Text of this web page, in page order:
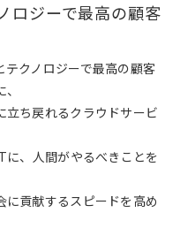
ロジーで最高の顧客
クノロジーで最高の顧客
ち戻れるクラウドサービ
、人間がやるべきことを
貢献するスピードを高め